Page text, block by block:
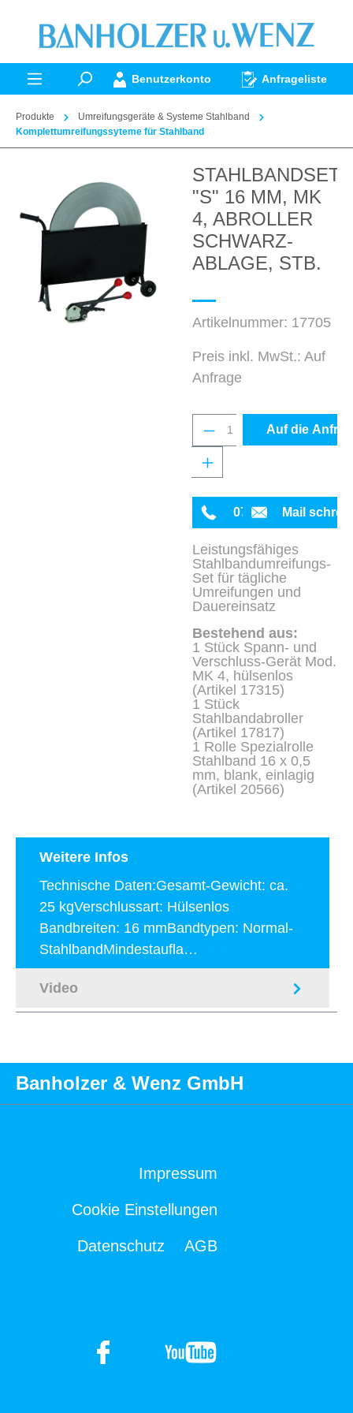
springen
Benutzerkonto Anfrageliste
Produkte
Umreifungsgeräte & Systeme Stahlband
Komplettumreifungssyteme für Stahlband
STAHLBANDSET
"S" 16 MM, MK
4, ABROLLER
SCHWARZ-
ABLAGE, STB.
Artikelnummer: 17705
Preis inkl. MwSt.: Auf
Anfrage
Produkt Anzahl:
Auf die
0711 342934-0
Mail
Leistungsfähiges
Stahlbandumreifungs-
Set für tägliche
Umreifungen und
Dauereinsatz
Bestehend aus:
1 Stück Spann- und
Verschluss-Gerät Mod.
MK 4, hülsenlos
(Artikel 17315)
1 Stück
Stahlbandabroller
(Artikel 17817)
1 Rolle Spezialrolle
Stahlband 16 x 0,5
mm, blank, einlagig
(Artikel 20566)
Weitere Infos
Technische Daten:Gesamt-Gewicht: ca.
25 kgVerschlussart: Hülsenlos
Bandbreiten: 16 mmBandtypen: Normal-
StahlbandMindestaufla…
Video
Banholzer & Wenz GmbH
Impressum
Cookie Einstellungen
Datenschutz AGB